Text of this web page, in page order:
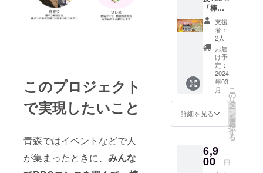
このプロジェクト
で実現したいこと
青森ではイベントなどで人
が集まったときに、 みんな
プ場開
設時期
にはア
ウトド
アサウ
ナ体験
なども
可能で
す。 ア
クセス
青森空
車で1時
間30分
幹線/新
青森駅
から車
ンに貼
付され
たラベ
ルや注
意書き
をご確
認くだ
さい。
※クール
便での
お届け
ます。
到着し
からパ
ン生地
表示は
お届け
商品の
ラベル
に表記
されま
す。 商
品開封
前には
必ずお
リター
ンに貼
ルや注
意書き
でも安
心＜棒
パンの
楽しみ
方＞説
明書』
付き パ
ン生
地：
80g×6
個 国
産小麦
森産）
使用 冷
凍保
選択し
てくだ
さい）
●「白神
林檎木
炭」約
4kg
×1箱を
お届け
しま
す。
『初め
パンの
楽しみ
方＞説
「棒パ
ン」用
パン生
地（プ
レー
ン）6個
入り
また
は ３
種詰合
せ（プ
レー
ン、コ
コア、
２）
（内容
物はオ
支援
者：
2人
お届
け予
定：
2024
年03
月
詳細を見る
こ
の
リ
タ
ー
ン
を
選
択
す
る
6,9
00 円